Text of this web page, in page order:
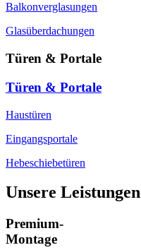
Balkonverglasungen
Glasüberdachungen
Türen & Portale
Türen & Portale
Haustüren
Eingangsportale
Hebeschiebetüren
Unsere Leistungen
Premium-
Montage